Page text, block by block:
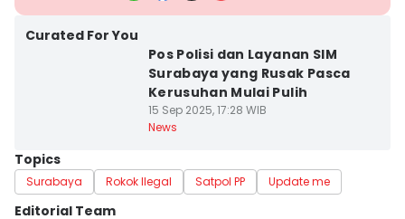
Curated For You
Pos Polisi dan Layanan SIM
Surabaya yang Rusak Pasca
Kerusuhan Mulai Pulih
15 Sep 2025, 17:28 WIB
News
Topics
Surabaya Rokok Ilegal Satpol PP Update me
Editorial Team